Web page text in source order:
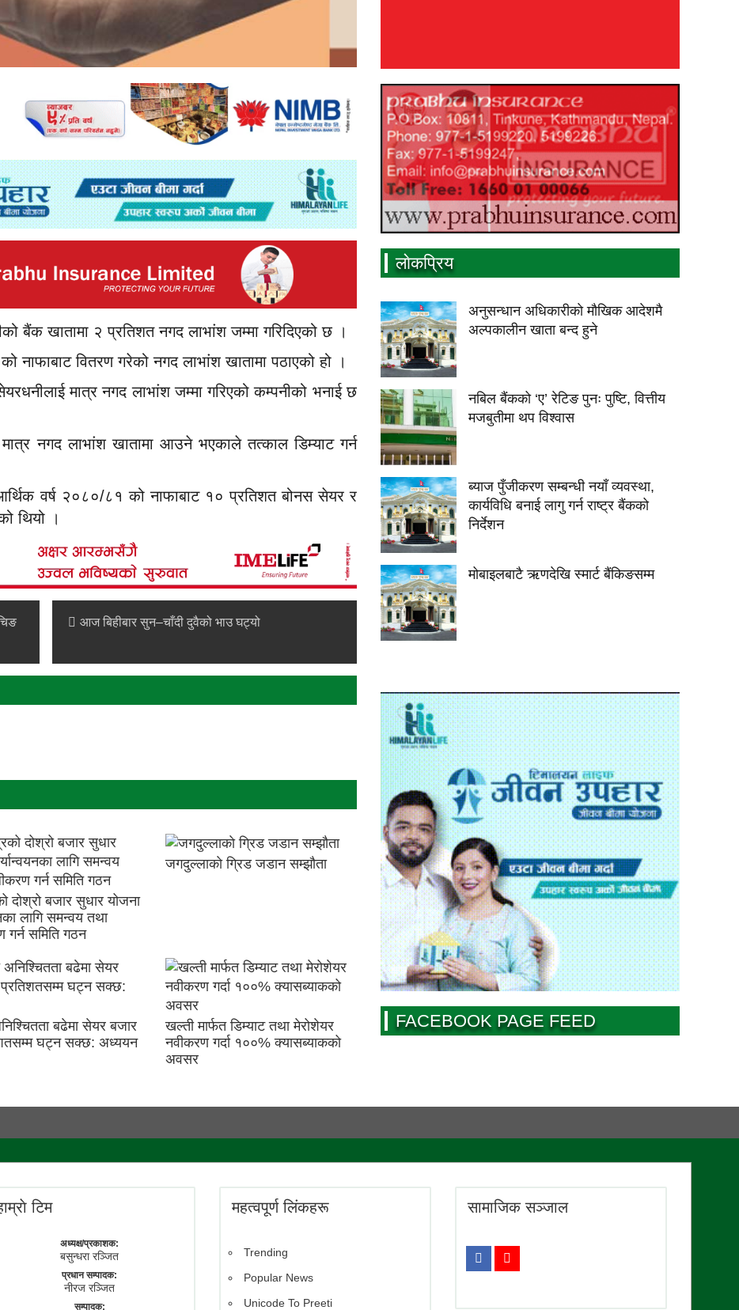
बैंक खातामा २ प्रतिशत नगद लाभांश जम्मा गरिदिएको छ ।
नाफाबाट वितरण गरेको नगद लाभांश खातामा पठाएको हो ।
मात्र नगद लाभांश जम्मा गरिएको कम्पनीको भनाई छ
नगद लाभांश खातामा आउने भएकाले तत्काल डिम्याट गर्न
वर्ष २०८०/८१ को नाफाबाट १० प्रतिशत बोनस सेयर र
थियो ।
आज बिहीबार सुन–चाँदी दुवैको भाउ घट्यो
दोश्रो बजार सुधार योजना
लागि समन्वय तथा
समिति गठन
जगदुल्लाकाे ग्रिड जडान सम्झौता
बढेमा सेयर बजार
घट्न सक्छ: अध्ययन
खल्ती मार्फत डिम्याट तथा मेरोशेयर
नवीकरण गर्दा १००% क्यासब्याकको
अवसर
लाेकप्रिय
अनुसन्धान अधिकारीकाे माैखिक आदेशमै
अल्पकालीन खाता बन्द हुने
नबिल बैंकको ‘ए’ रेटिङ पुनः पुष्टि, वित्तीय
मजबुतीमा थप विश्वास
ब्याज पुँजीकरण सम्बन्धी नयाँ व्यवस्था,
कार्यविधि बनाई लागु गर्न राष्ट्र बैंकको
निर्देशन
मोबाइलबाटै ऋणदेखि स्मार्ट बैंकिङसम्म
FACEBOOK PAGE FEED
टिम
अध्यक्ष/प्रकाशक:
बसुन्धरा रञ्जित
प्रधान सम्पादक:
नीरज रञ्जित
सम्पादक:
महत्वपूर्ण लिंकहरू
Trending
Popular News
Unicode To Preeti
सामाजिक सञ्जाल